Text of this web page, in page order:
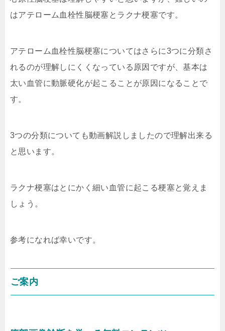
はアテローム血栓性脳梗塞とラクナ梗塞です。
アテローム血栓性脳梗塞についてはさらに3つに分類さ
れるのが理解しにくくなっている原因ですが、基本は
太い血管に動脈硬化が起こることが原因になることで
す。
3つの分類についても動画解説しましたので理解出来る
と思います。
ラクナ梗塞はとにかく細い血管に起こる梗塞と覚えま
しょう。
参考になれば幸いです。
ご案内